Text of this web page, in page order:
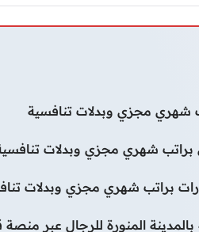
شهري مجزي وبدلات تنافسية
شهري مجزي وبدلات
براتب شهري مجزي وبدلات
المنورة للرجال عبر